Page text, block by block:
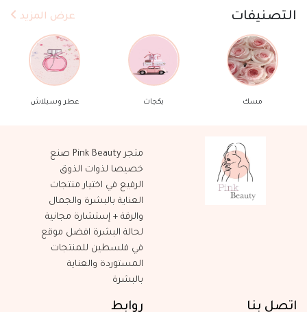
التصنيفات عرض المزيد
عطر وسبلاش
متجر Pink Beauty صنع
خصيصا لذوات الذوق
الرفيع في اختيار منتجات
العناية بالبشرة والجمال
والرقة + إستشارة مجانية
لحالة البشرة افضل موقع
في فلسطين للمنتجات
المستوردة والعناية
بالبشرة
اتصل بنا روابط